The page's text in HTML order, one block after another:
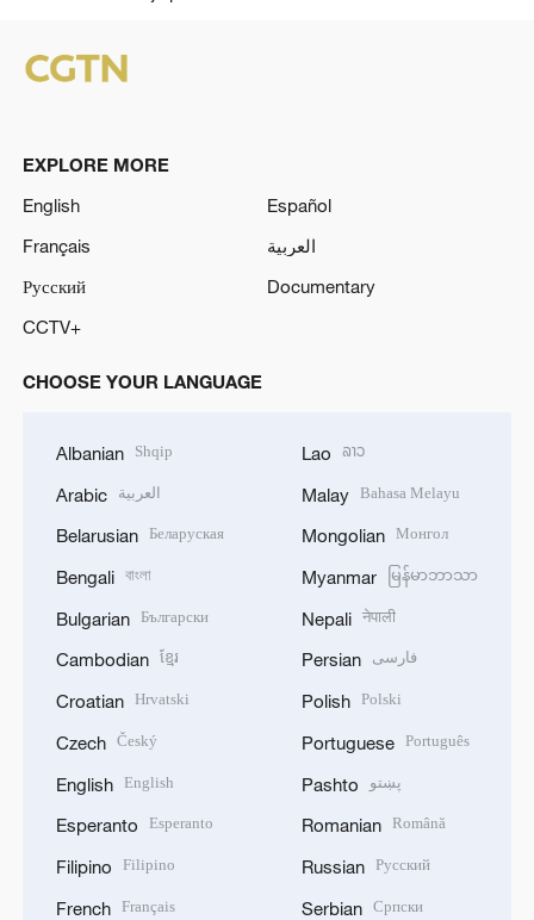
EXPLORE MORE
English
Español
Français
العربية
Русский
Documentary
CCTV+
CHOOSE YOUR LANGUAGE
Albanian Shqip
Arabic العربية
Belarusian Беларуская
Bengali বাংলা
Bulgarian Български
Cambodian ខ្មែរ
Croatian Hrvatski
Czech Český
English English
Esperanto Esperanto
Filipino Filipino
French Français
Lao ລາວ
Malay Bahasa Melayu
Mongolian Монгол
Myanmar မြန်မာဘာသာ
Nepali नेपाली
Persian فارسی
Polish Polski
Portuguese Português
Pashto پښتو
Romanian Română
Russian Русский
Serbian Српски